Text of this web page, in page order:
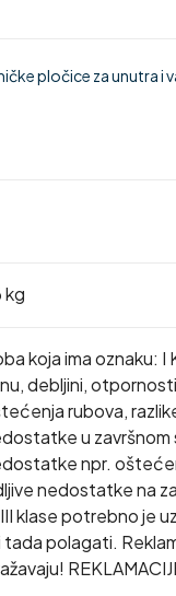
pločice za unutra i
kg
koja ima oznaku: I
debljini, otpornosti
rubova,
u završnom
npr.
nedostatke na
III klase potrebno je
tada polagati.